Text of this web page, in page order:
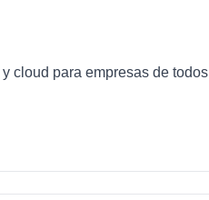
cloud para empresas de todos